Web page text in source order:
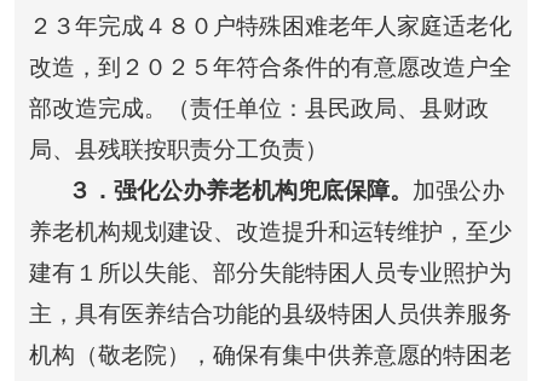
２３年完成４８０户特殊困难老年人家庭适老化
改造，到２０２５年符合条件的有意愿改造户全
部改造完成。（责任单位：县民政局、县财政
局、县残联按职责分工负责）
３ ．强化公办养老机构兜底保障。 加强公办
养老机构规划建设、改造提升和运转维护，至少
建有１所以失能、部分失能特困人员专业照护为
主，具有医养结合功能的县级特困人员供养服务
机构（敬老院），确保有集中供养意愿的特困老